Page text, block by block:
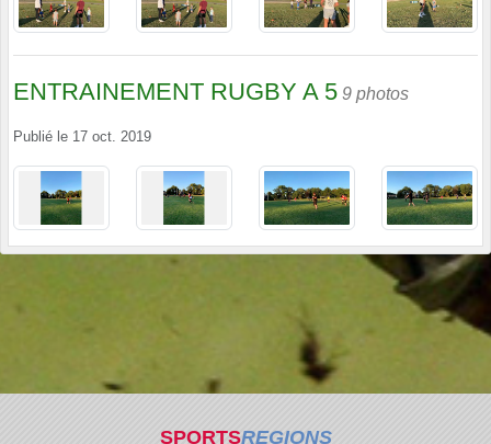
ENTRAINEMENT RUGBY A 5 9 photos
Publié le 17 oct. 2019
SPORTSREGIONS